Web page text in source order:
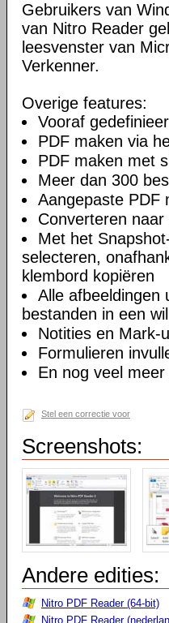
Gebruikers van
van Nitro Reader
leesvenster van
Verkenner.
Overige features:
Vooraf
PDF maken via
PDF maken met
Meer dan 300
Aangepaste PDF
Converteren
Met het
selecteren,
klembord kopiëren
Alle afbeeldingen
bestanden in een
Notities en Mark-
Formulieren
En nog veel meer
Stel een correctie voor
Screenshots:
Andere edities:
Nitro PDF Reader (64-bit)
Nitro PDF Reader